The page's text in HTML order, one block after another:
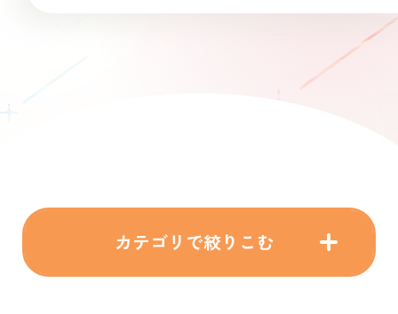
カテゴリで絞りこむ